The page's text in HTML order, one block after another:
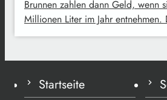
Brunnen zahlen dann Geld, wenn
Millionen Liter im Jahr
Startseite